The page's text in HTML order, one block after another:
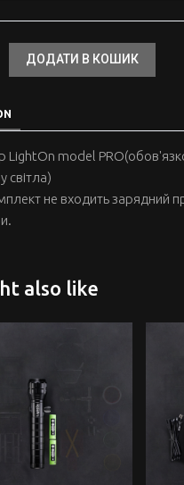
ДОДАТИ В КОШИК
LightOn model
світла)
не входить зарядний
also like